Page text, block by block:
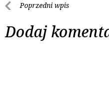
Poprzedni wpis
Dodaj